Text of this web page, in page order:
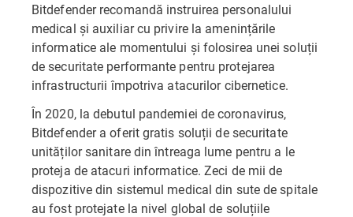
Bitdefender recomandă instruirea personalului
medical și auxiliar cu privire la amenințările
informatice ale momentului și folosirea unei soluții
de securitate performante pentru protejarea
infrastructurii împotriva atacurilor cibernetice.
În 2020, la debutul pandemiei de coronavirus,
Bitdefender a oferit gratis soluții de securitate
unităților sanitare din întreaga lume pentru a le
proteja de atacuri informatice. Zeci de mii de
dispozitive din sistemul medical din sute de spitale
au fost protejate la nivel global de soluțiile